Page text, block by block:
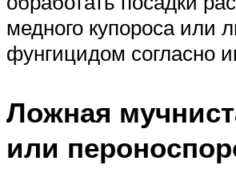
медного купороса или
фунгицидом согласно
Ложная
или